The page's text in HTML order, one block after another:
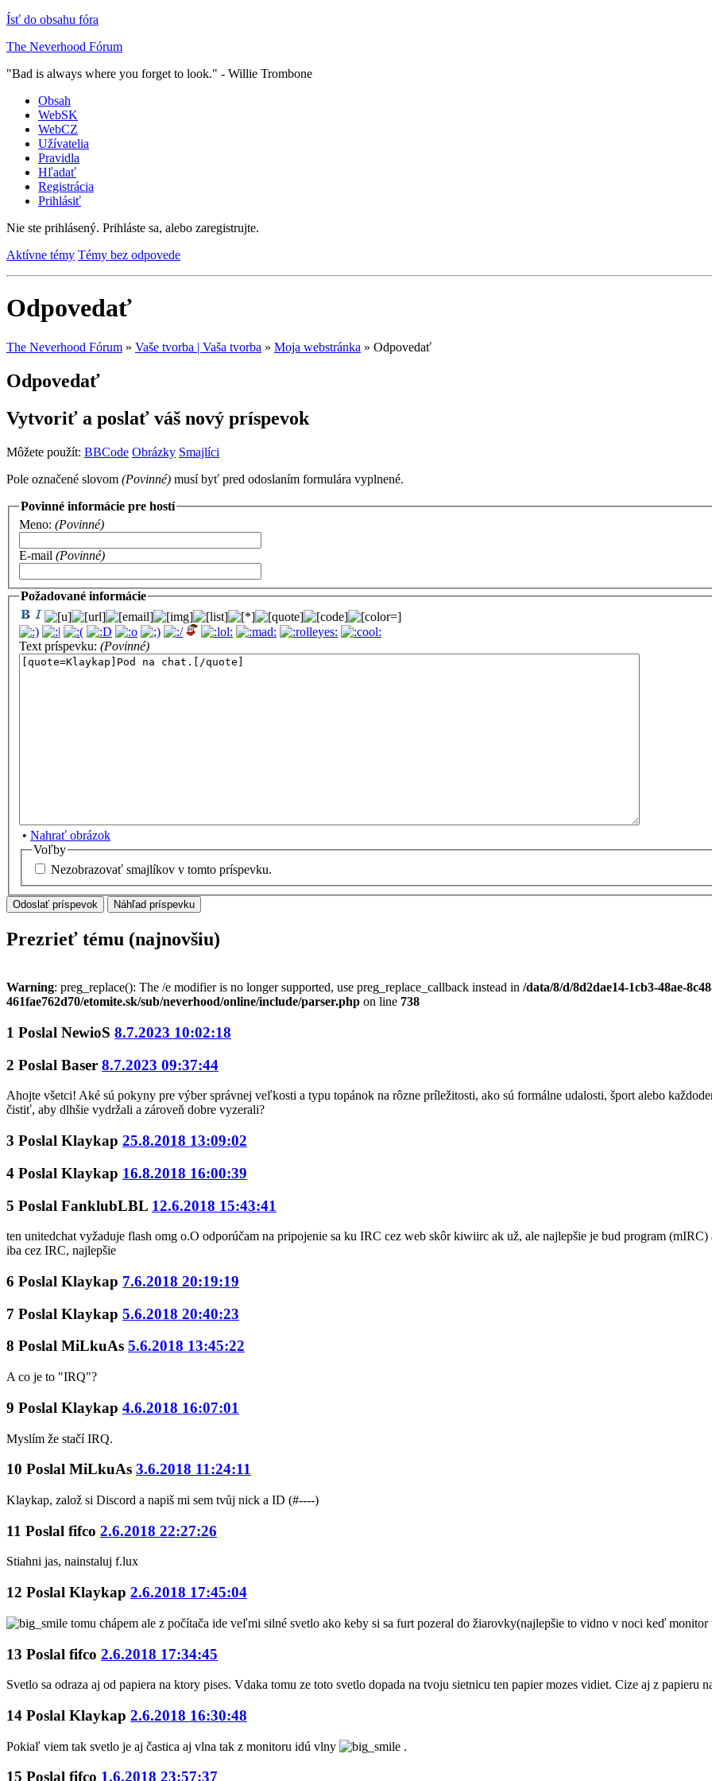
Ísť do obsahu fóra
The Neverhood Fórum
"Bad is always where you forget to look." - Willie Trombone
Obsah
WebSK
WebCZ
Užívatelia
Pravidla
Hľadať
Registrácia
Prihlásiť
Nie ste prihlásený. Prihláste sa, alebo zaregistrujte.
Aktívne témy Témy bez odpovede
Odpovedať
The Neverhood Fórum » Vaše tvorba | Vaša tvorba » Moja webstránka » Odpovedať
Odpovedať
Vytvoriť a poslať váš nový príspevok
Môžete použít: BBCode Obrázky Smajlíci
Pole označené slovom (Povinné) musí byť pred odoslaním formulára vyplnené.
Povinné informácie pre hostí
Meno: (Povinné)
E-mail (Povinné)
Požadované informácie
Text príspevku: (Povinné)
• Nahrať obrázok
Voľby
Nezobrazovať smajlíkov v tomto príspevku.
Prezrieť tému (najnovšiu)
Warning: preg_replace(): The /e modifier is no longer supported, use preg_replace_callback instead in /data/8/d/8d2dae14-1cb3-48ae-
461fae762d70/etomite.sk/sub/neverhood/online/include/parser.php on line 738
1 Poslal NewioS 8.7.2023 10:02:18
2 Poslal Baser 8.7.2023 09:37:44
Ahojte všetci! Aké sú pokyny pre výber správnej veľkosti a typu topánok na rôzne príležitosti, ako sú formálne udalosti, šport alebo
čistiť, aby dlhšie vydržali a zároveň dobre vyzerali?
3 Poslal Klaykap 25.8.2018 13:09:02
4 Poslal Klaykap 16.8.2018 16:00:39
5 Poslal FanklubLBL 12.6.2018 15:43:41
ten unitedchat vyžaduje flash omg o.O odporúčam na pripojenie sa ku IRC cez web skôr kiwiirc ak už, ale najlepšie je bud program
iba cez IRC, najlepšie
6 Poslal Klaykap 7.6.2018 20:19:19
7 Poslal Klaykap 5.6.2018 20:40:23
8 Poslal MiLkuAs 5.6.2018 13:45:22
A co je to "IRQ"?
9 Poslal Klaykap 4.6.2018 16:07:01
Myslím že stačí IRQ.
10 Poslal MiLkuAs 3.6.2018 11:24:11
Klaykap, založ si Discord a napiš mi sem tvůj nick a ID (#----)
11 Poslal fifco 2.6.2018 22:27:26
Stiahni jas, nainstaluj f.lux
12 Poslal Klaykap 2.6.2018 17:45:04
tomu chápem ale z počítača ide veľmi silné svetlo ako keby si sa furt pozeral do žiarovky(najlepšie to vidno v noci keď
13 Poslal fifco 2.6.2018 17:34:45
Svetlo sa odraza aj od papiera na ktory pises. Vdaka tomu ze toto svetlo dopada na tvoju sietnicu ten papier mozes vidiet. Cize aj z papieru
14 Poslal Klaykap 2.6.2018 16:30:48
Pokiaľ viem tak svetlo je aj častica aj vlna tak z monitoru idú vlny .
15 Poslal fifco 1.6.2018 23:57:37